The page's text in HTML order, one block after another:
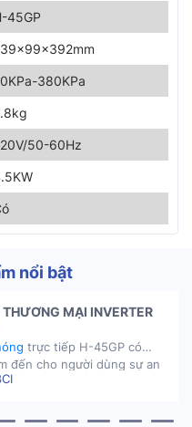
45GP
380KPa
50-60Hz
nổi bật
MẠI INVERTER
trực tiếp H-45GP có
đến cho người dùng sự an
bộ phận chống rò rĩ điện,